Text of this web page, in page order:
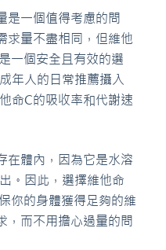
是一個值得考慮的問
求量不盡相同，但維他
一個安全且有效的選
年人的日常推薦攝入
命C的吸收率和代謝速
在體內，因為它是水溶
。因此，選擇維他命
你的身體獲得足夠的維
，而不用擔心過量的問